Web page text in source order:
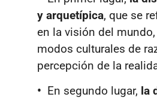
y arquetípica, que se
en la visión del
modos culturales de
percepción de la
• En segundo lugar, la